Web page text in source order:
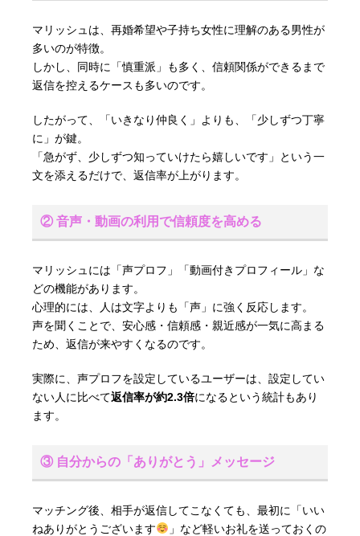
マリッシュは、再婚希望や子持ち女性に理解のある男性が
多いのが特徴。
しかし、同時に「慎重派」も多く、信頼関係ができるまで
返信を控えるケースも多いのです。
したがって、「いきなり仲良く」よりも、「少しずつ丁寧
に」が鍵。
「急がず、少しずつ知っていけたら嬉しいです」という一
文を添えるだけで、返信率が上がります。
② 音声・動画の利用で信頼度を高める
マリッシュには「声プロフ」「動画付きプロフィール」な
どの機能があります。
心理的には、人は文字よりも「声」に強く反応します。
声を聞くことで、安心感・信頼感・親近感が一気に高まる
ため、返信が来やすくなるのです。
実際に、声プロフを設定しているユーザーは、設定してい
ない人に比べて返信率が約2.3倍になるという統計もあり
ます。
③ 自分からの「ありがとう」メッセージ
マッチング後、相手が返信してこなくても、最初に「いい
ねありがとうございます
」など軽いお礼を送っておくの